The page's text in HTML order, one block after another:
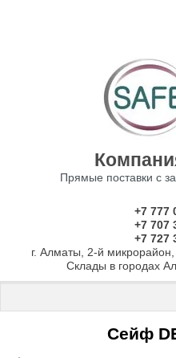
Прямые поставки с
+7 777
+7 707
+7 727
г. Алматы, 2-й
Склады в городах
СЕЙФЫ
Сейф